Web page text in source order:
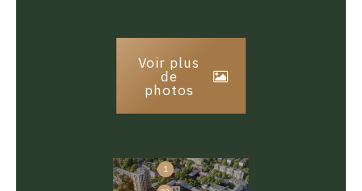
Voir plus
de
photos
1